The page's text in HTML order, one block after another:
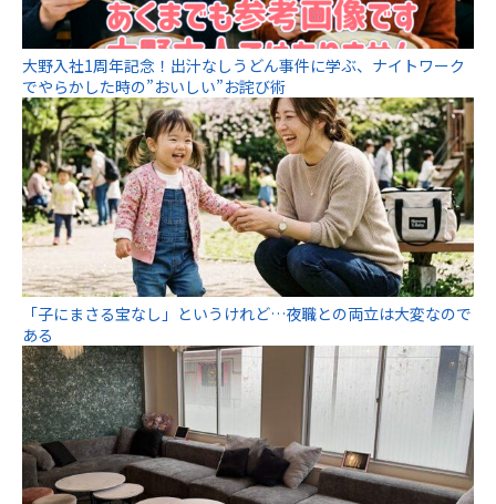
大野入社1周年記念！出汁なしうどん事件に学ぶ、ナイトワーク
でやらかした時の”おいしい”お詫び術
「子にまさる宝なし」というけれど…夜職との両立は大変なので
ある